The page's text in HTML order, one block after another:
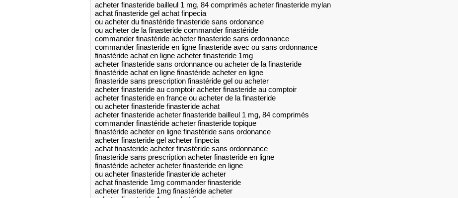
acheter finasteride bailleul 1 mg, 84 comprimés acheter finasteride mylan
achat finasteride gel achat finpecia
ou acheter du finastéride finasteride sans ordonance
ou acheter de la finasteride commander finastéride
commander finastéride acheter finasteride sans ordonnance
commander finasteride en ligne finasteride avec ou sans ordonnance
finastéride achat en ligne acheter finasteride 1mg
acheter finasteride sans ordonnance ou acheter de la finasteride
finastéride achat en ligne finastéride acheter en ligne
finasteride sans prescription finastéride gel ou acheter
acheter finasteride au comptoir acheter finasteride au comptoir
acheter finasteride en france ou acheter de la finasteride
ou acheter finasteride finasteride achat
acheter finasteride acheter finasteride bailleul 1 mg, 84 comprimés
commander finastéride acheter finasteride topique
finastéride acheter en ligne finastéride sans ordonance
acheter finasteride gel acheter finpecia
achat finasteride acheter finastéride sans ordonnance
finasteride sans prescription acheter finasteride en ligne
finastéride acheter acheter finasteride en ligne
ou acheter finasteride finasteride acheter
achat finasteride 1mg commander finasteride
acheter finasteride 1mg finastéride acheter